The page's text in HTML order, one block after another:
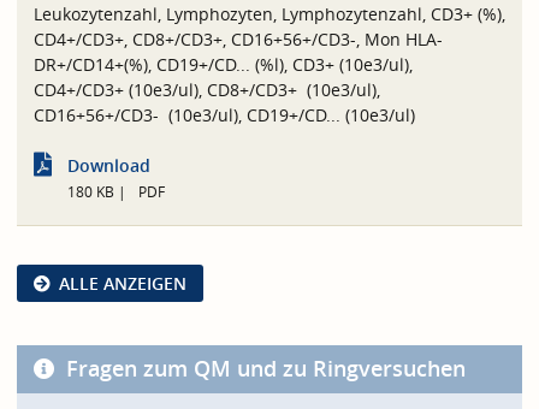
Leukozytenzahl, Lymphozyten, Lymphozytenzahl, CD3+ (%),
CD4+/CD3+, CD8+/CD3+, CD16+56+/CD3-, Mon HLA-
DR+/CD14+(%), CD19+/CD... (%l), CD3+ (10e3/ul),
CD4+/CD3+ (10e3/ul), CD8+/CD3+ (10e3/ul),
CD16+56+/CD3- (10e3/ul), CD19+/CD... (10e3/ul)
Download
180 KB PDF
ALLE ANZEIGEN
Fragen zum QM und zu Ringversuchen